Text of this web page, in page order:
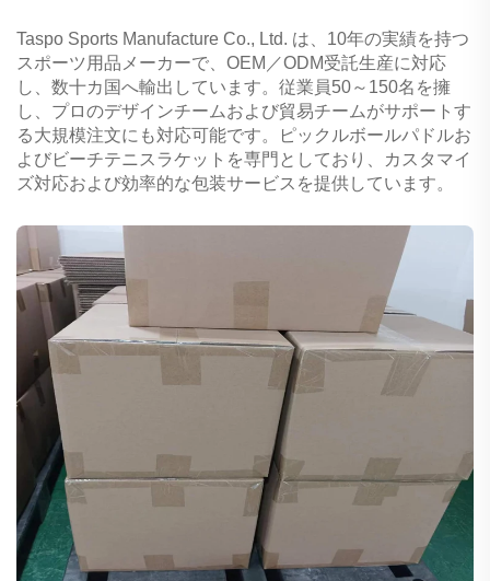
Taspo Sports Manufacture Co., Ltd. は、10年の実績を持つ
スポーツ用品メーカーで、OEM／ODM受託生産に対応
し、数十カ国へ輸出しています。従業員50～150名を擁
し、プロのデザインチームおよび貿易チームがサポートす
る大規模注文にも対応可能です。ピックルボールパドルお
よびビーチテニスラケットを専門としており、カスタマイ
ズ対応および効率的な包装サービスを提供しています。